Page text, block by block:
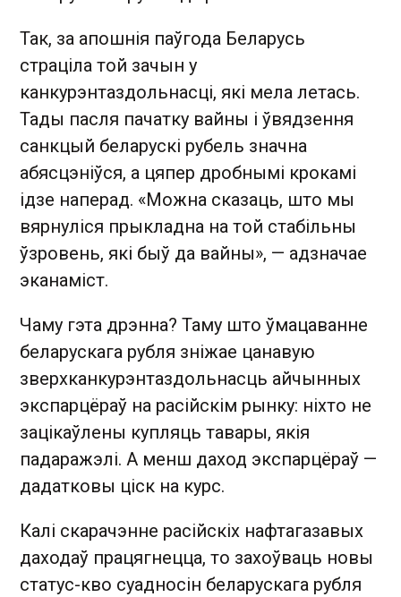
Так, за апошнія паўгода Беларусь
страціла той зачын у
канкурэнтаздольнасці, які мела летась.
Тады пасля пачатку вайны і ўвядзення
санкцый беларускі рубель значна
абясцэніўся, а цяпер дробнымі крокамі
ідзе наперад. «Можна сказаць, што мы
вярнуліся прыкладна на той стабільны
ўзровень, які быў да вайны», — адзначае
эканаміст.
Чаму гэта дрэнна? Таму што ўмацаванне
беларускага рубля зніжае цанавую
зверхканкурэнтаздольнасць айчынных
экспарцёраў на расійскім рынку: ніхто не
зацікаўлены купляць тавары, якія
падаражэлі. А менш даход экспарцёраў —
дадатковы ціск на курс.
Калі скарачэнне расійскіх нафтагазавых
даходаў працягнецца, то захоўваць новы
статус-кво суадносін беларускага рубля